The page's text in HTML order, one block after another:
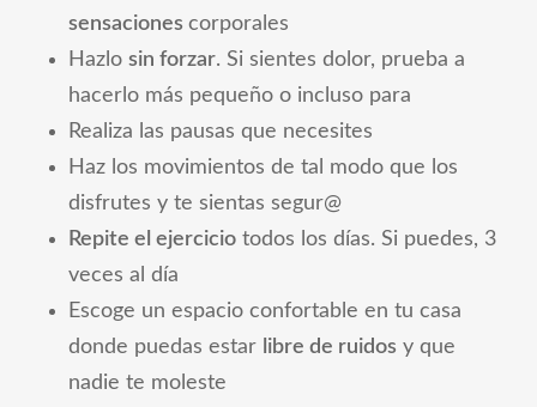
sensaciones corporales
Hazlo sin forzar. Si sientes dolor, prueba a
hacerlo más pequeño o incluso para
Realiza las pausas que necesites
Haz los movimientos de tal modo que los
disfrutes y te sientas segur@
Repite el ejerciciotodos los días. Si puedes, 3
veces al día
Escoge un espacio confortable en tu casa
donde puedas estar libre de ruidos y que
nadie te moleste